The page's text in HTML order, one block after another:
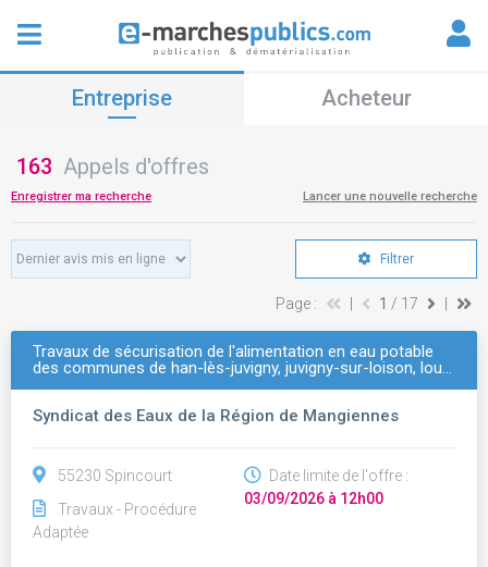
Entreprise Acheteur
163 Appels d'offres
Enregistrer ma recherche Lancer une nouvelle recherche
Filtrer
Page : 1 / 17
Travaux de sécurisation de l'alimentation en eau potable
des communes de han-lès-juvigny, juvigny-sur-loison, lou…
Syndicat des Eaux de la Région de Mangiennes
55230 Spincourt
Travaux - Procédure
Adaptée
Date limite de l'offre :
03/09/2026 à 12h00